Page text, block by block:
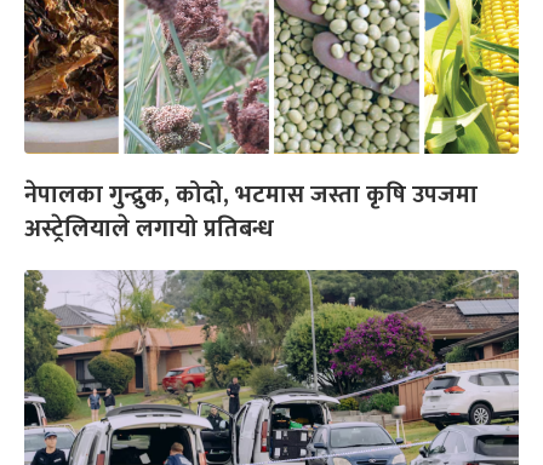
नेपालका गुन्द्रुक, कोदो, भटमास जस्ता कृषि उपजमा
अस्ट्रेलियाले लगायो प्रतिबन्ध